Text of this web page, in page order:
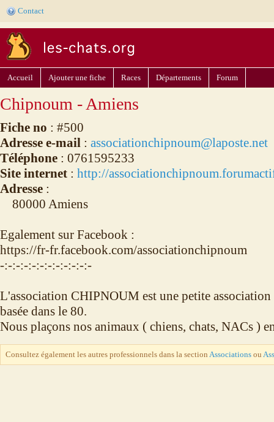
Contact
Accueil Ajouter une fiche Races Départements Forum
Chipnoum - Amiens
Fiche no : #500
Adresse e-mail : associationchipnoum@laposte.net
Téléphone : 0761595233
Site internet : http://
Adresse :
80000 Amiens
Egalement sur Facebook :
https://fr-fr.facebook.com/associationchipnoum
-:-:-:-:-:-:-:-:-:-:-:-
L'association CHIPNOUM est une petite
basée dans le 80.
Nous plaçons nos animaux ( chiens, chats, NACs )
Consultez également les autres professionnels dans la section Associations ou